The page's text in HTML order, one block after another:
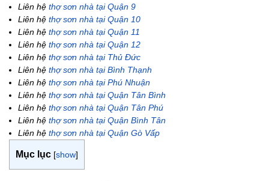
Liên hệ thợ sơn nhà tại Quận 9
Liên hệ thợ sơn nhà tại Quận 10
Liên hệ thợ sơn nhà tại Quận 11
Liên hệ thợ sơn nhà tại Quận 12
Liên hệ thợ sơn nhà tại Thủ Đức
Liên hệ thợ sơn nhà tại Bình Thạnh
Liên hệ thợ sơn nhà tại Phú Nhuận
Liên hệ thợ sơn nhà tại Quận Tân Bình
Liên hệ thợ sơn nhà tại Quận Tân Phú
Liên hệ thợ sơn nhà tại Quận Bình Tân
Liên hệ thợ sơn nhà tại Quận Gò Vấp
Mục lục [show]